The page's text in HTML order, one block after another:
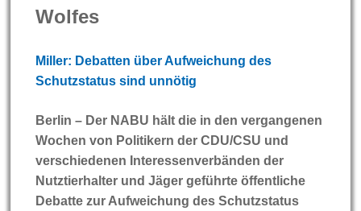
Wolfes
Miller: Debatten über Aufweichung des
Schutzstatus sind unnötig
Berlin – Der NABU hält die in den vergangenen
Wochen von Politikern der CDU/CSU und
verschiedenen Interessenverbänden der
Nutztierhalter und Jäger geführte öffentliche
Debatte zur Aufweichung des Schutzstatus